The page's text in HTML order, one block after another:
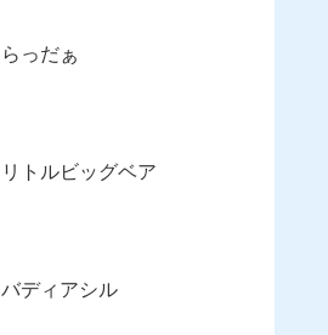
らっだぁ
リトルビッグベア
バディアシル